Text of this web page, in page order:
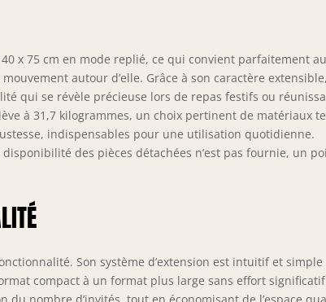
x 75 cm en mode replié, ce qui convient parfaitement
autour d’elle. Grâce à son caractère
qui se révèle précieuse lors de repas festifs ou
à 31,7 kilogrammes, un choix pertinent de matériaux
indispensables pour une utilisation quotidienne.
des pièces détachées n’est pas fournie, un
Son système d’extension est intuitif et simple
compact à un format plus large sans effort